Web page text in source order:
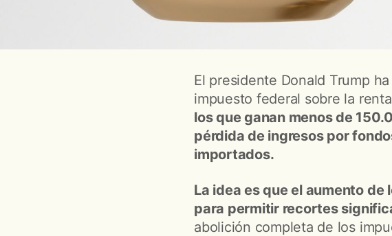
El presidente Donald Trump
impuesto federal sobre la
los que ganan menos de
pérdida de ingresos por
importados.
La idea es que el aumento
para permitir recortes
abolición completa de los